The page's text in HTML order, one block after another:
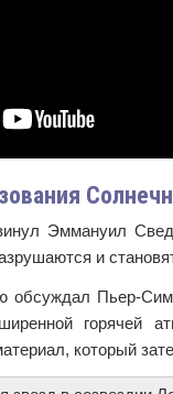
Эммануил
и
Пьер-
горячей
который